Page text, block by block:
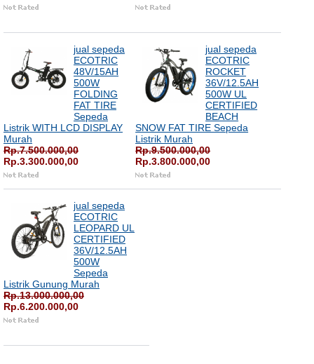
jual sepeda
ECOTRIC
48V/15AH
500W
FOLDING
FAT TIRE
Sepeda
Listrik WITH LCD DISPLAY
Murah
Rp.7.500.000,00
Rp.3.300.000,00
jual sepeda
ECOTRIC
ROCKET
36V/12.5AH
500W UL
CERTIFIED
BEACH
SNOW FAT TIRE Sepeda
Listrik Murah
Rp.9.500.000,00
Rp.3.800.000,00
jual sepeda
ECOTRIC
LEOPARD UL
CERTIFIED
36V/12.5AH
500W
Sepeda
Listrik Gunung Murah
Rp.13.000.000,00
Rp.6.200.000,00